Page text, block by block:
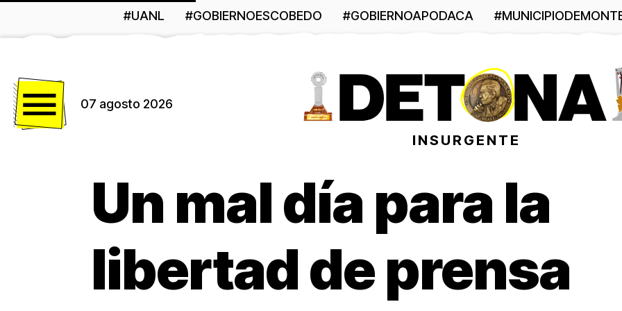
#UANL #GOBIERNOESCOBEDO #GOBIERNOAPODACA
07 agosto 2026
INSURGENTE
Un mal día para la
libertad de prensa